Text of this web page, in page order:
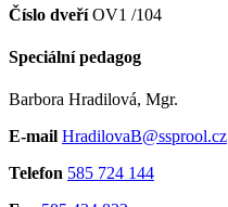
Číslo dveříOV1 /104
Speciální pedagog
Barbora Hradilová, Mgr.
E-mail HradilovaB@ssprool.cz
Telefon 585 724 144